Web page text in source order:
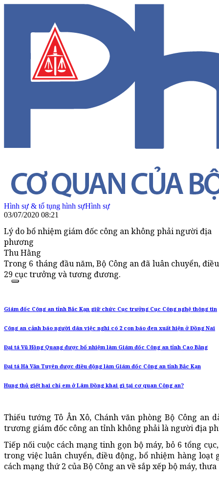
Hình sự & tố tụng hình sựHình sự
03/07/2020 08:21
Lý do bổ nhiệm giám đốc công an không phải người địa
phương
Thu Hằng
Trong 6 tháng đầu năm, Bộ Công an đã luân chuyển,
29 cục trưởng và tương đương.
Giám đốc Công an tỉnh Bắc Kạn giữ chức Cục trưởng Cục Công nghệ thông tin
Công an cảnh báo người dân việc nghi có 2 con báo đen xuất hiện ở Đồng Nai
Đại tá Vũ Hồng Quang được bổ nhiệm làm Giám đốc Công an tỉnh Cao Bằng
Đại tá Hà Văn Tuyên được điều động làm Giám đốc Công an tỉnh Bắc Kạn
Hung thủ giết hai chị em ở Lâm Đồng khai gì tại cơ quan Công an?
Thiếu tướng Tô Ân Xô, Chánh văn phòng Bộ Công
trương giám đốc công an tỉnh không phải là người địa
Tiếp nối cuộc cách mạng tinh gọn bộ máy, bỏ 6 tổng
trong việc luân chuyển, điều động, bổ nhiệm hàng loạt
cách mạng thứ 2 của Bộ Công an về sắp xếp bộ máy, thưa